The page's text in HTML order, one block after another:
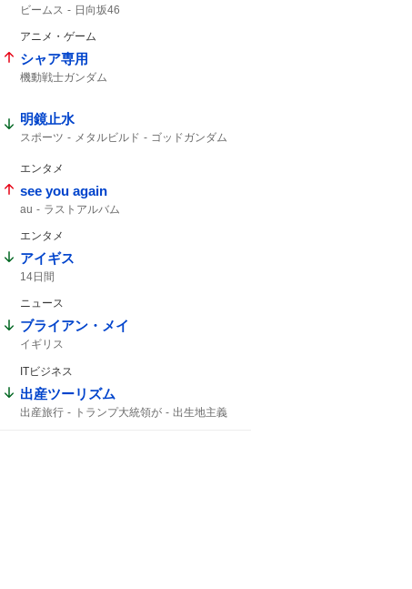
ビームス 日向坂46
アニメ・ゲーム
シャア専用
機動戦士ガンダム
明鏡止水
スポーツ メタルビルド ゴッドガンダム
エンタメ
see you again
au ラストアルバム
エンタメ
アイギス
14日間
ニュース
ブライアン・メイ
イギリス
ITビジネス
出産ツーリズム
出産旅行 トランプ大統領が
出生地主義